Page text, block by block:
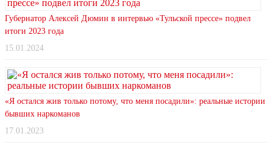
Губернатор Алексей Дюмин в интервью «Тульской прессе» подвел
итоги 2023 года
15.01.2024
«Я остался жив только потому, что меня посадили»: реальные истории
бывших наркоманов
17.01.2023